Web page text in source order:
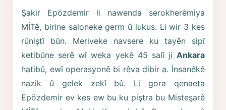
Şakir Epözdemir li nawenda serokherêmiya
MİTê, birine saloneke germ û lukus. Li wir 3 kes
rûniştî bûn. Meriveke navsere ku tayên sipî
ketibûne serê wî weka yekê 45 salî ji Ankara
hatibû, ewî operasyonê bi rêva dibir a. İnsanêkê
nazik û gelek zekî bû. Li gora qenaeta
Epözdemir ev kes ew bu ku piştra bu Misteşarê